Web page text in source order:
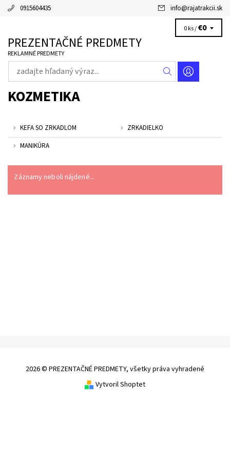
0915604435 info@rajatrakcii.sk
PREZENTAČNÉ PREDMETY
REKLAMNÉ PREDMETY
0 ks /€0
KOZMETIKA
KEFA SO ZRKADLOM
ZRKADIELKO
MANIKÚRA
Záznamy neboli nájdené...
2026 © PREZENTAČNÉ PREDMETY, všetky práva vyhradené
Vytvoril Shoptet